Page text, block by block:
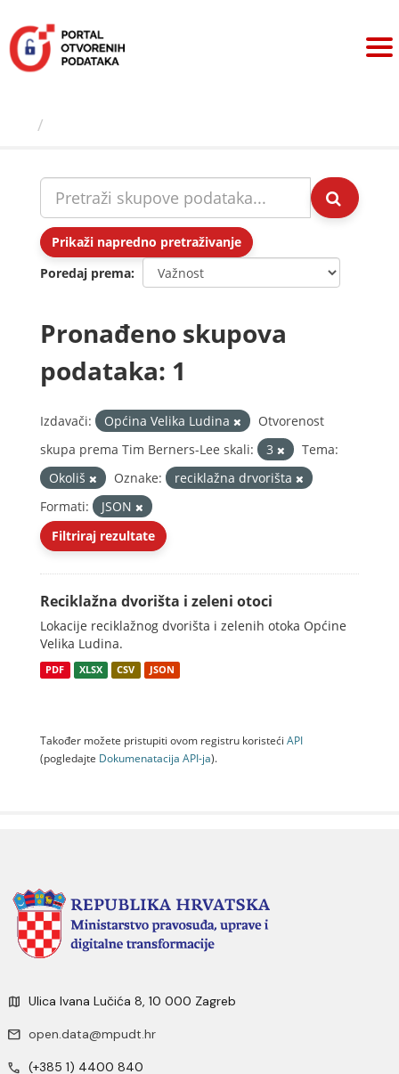
sadržaj
Prikaži napredno pretraživanje
Poredaj prema
Pronađeno skupova
podataka: 1
Izdavači: Općina Velika Ludina
Otvorenost
skupa prema Tim Berners-Lee skali:
3
Tema:
Okoliš
Oznake:
reciklažna drvorišta
Formati:
JSON
Filtriraj rezultate
Reciklažna dvorišta i zeleni otoci
Lokacije reciklažnog dvorišta i zelenih otoka Općine
Velika Ludina.
PDF XLSX CSV JSON
Također možete pristupiti ovom registru koristeći API
(pogledajte Dokumenаtаcijа API-jа).